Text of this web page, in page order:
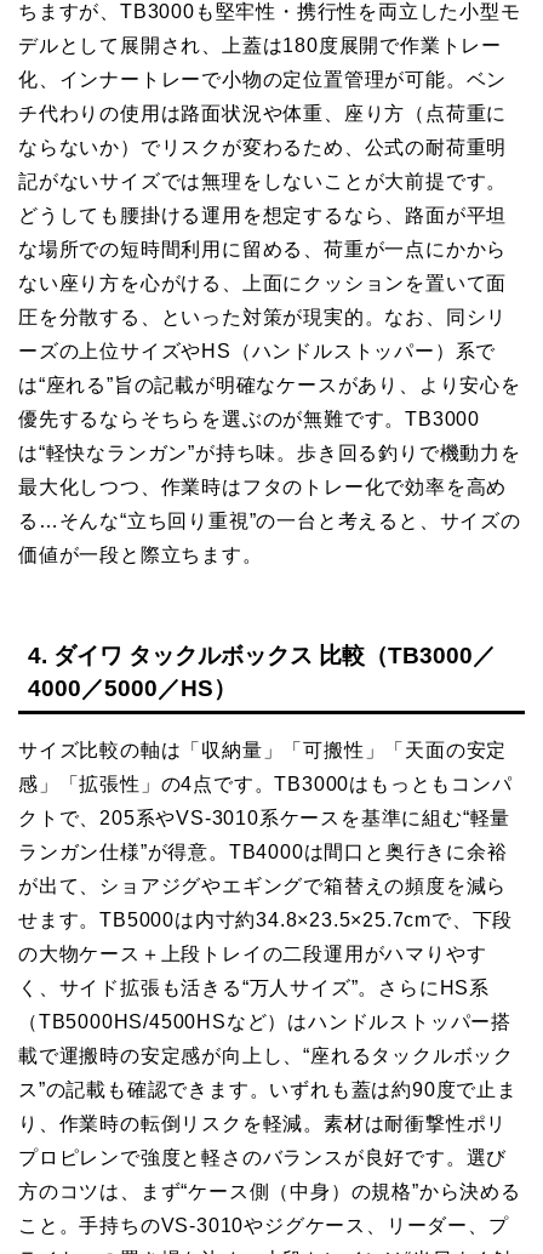
ちますが、TB3000も堅牢性・携行性を両立した小型モ
デルとして展開され、上蓋は180度展開で作業トレー
化、インナートレーで小物の定位置管理が可能。ベン
チ代わりの使用は路面状況や体重、座り方（点荷重に
ならないか）でリスクが変わるため、公式の耐荷重明
記がないサイズでは無理をしないことが大前提です。
どうしても腰掛ける運用を想定するなら、路面が平坦
な場所での短時間利用に留める、荷重が一点にかから
ない座り方を心がける、上面にクッションを置いて面
圧を分散する、といった対策が現実的。なお、同シリ
ーズの上位サイズやHS（ハンドルストッパー）系で
は“座れる”旨の記載が明確なケースがあり、より安心を
優先するならそちらを選ぶのが無難です。TB3000
は“軽快なランガン”が持ち味。歩き回る釣りで機動力を
最大化しつつ、作業時はフタのトレー化で効率を高め
る…そんな“立ち回り重視”の一台と考えると、サイズの
価値が一段と際立ちます。
4. ダイワ タックルボックス 比較（TB3000／
4000／5000／HS）
サイズ比較の軸は「収納量」「可搬性」「天面の安定
感」「拡張性」の4点です。TB3000はもっともコンパ
クトで、205系やVS-3010系ケースを基準に組む“軽量
ランガン仕様”が得意。TB4000は間口と奥行きに余裕
が出て、ショアジグやエギングで箱替えの頻度を減ら
せます。TB5000は内寸約34.8×23.5×25.7cmで、下段
の大物ケース＋上段トレイの二段運用がハマりやす
く、サイド拡張も活きる“万人サイズ”。さらにHS系
（TB5000HS/4500HSなど）はハンドルストッパー搭
載で運搬時の安定感が向上し、“座れるタックルボック
ス”の記載も確認できます。いずれも蓋は約90度で止ま
り、作業時の転倒リスクを軽減。素材は耐衝撃性ポリ
プロピレンで強度と軽さのバランスが良好です。選び
方のコツは、まず“ケース側（中身）の規格”から決める
こと。手持ちのVS-3010やジグケース、リーダー、プ